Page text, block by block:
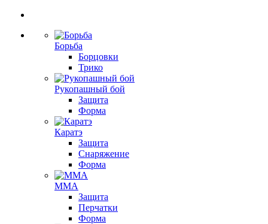
Борьба
Борцовки
Трико
Рукопашный бой
Защита
Форма
Каратэ
Защита
Снаряжение
Форма
ММА
Защита
Перчатки
Форма